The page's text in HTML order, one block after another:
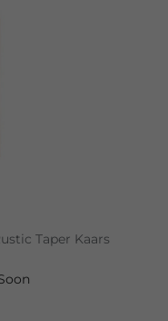
Taper Kaars